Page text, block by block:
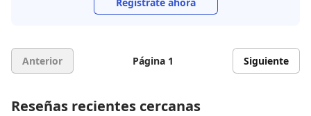
Anterior Página 1 Siguiente
Reseñas recientes cercanas